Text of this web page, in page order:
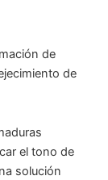
de
de
el tono de
solución